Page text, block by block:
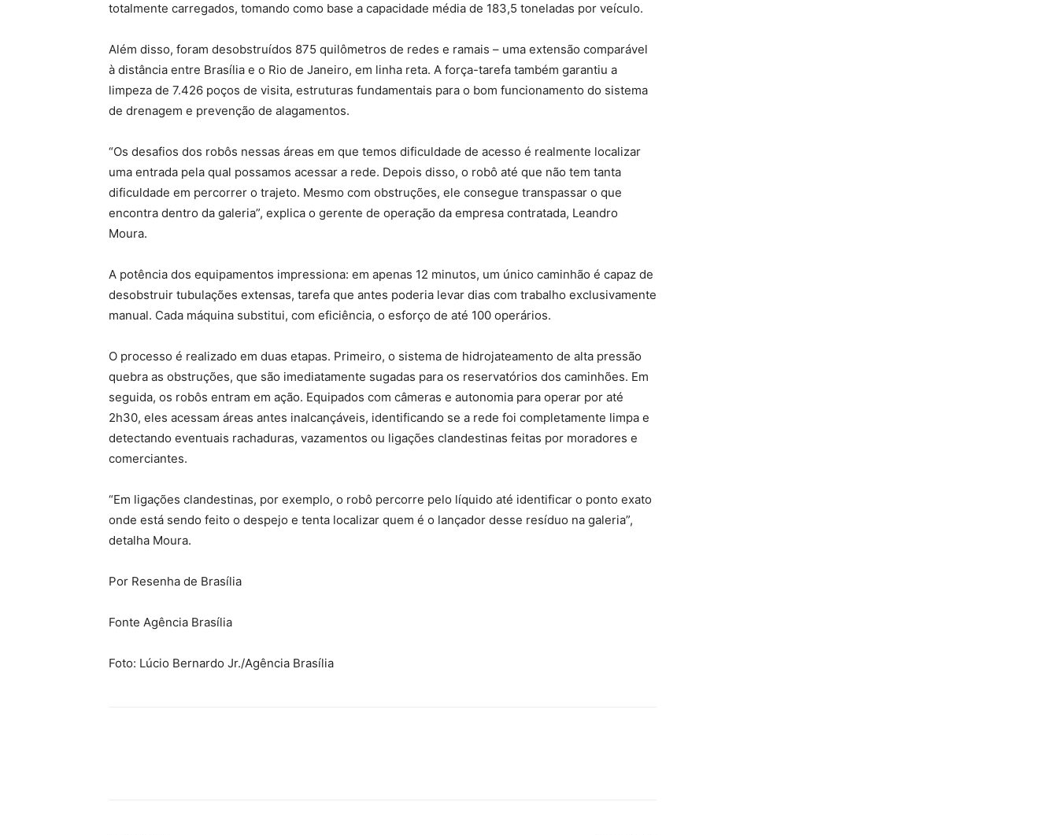
totalmente carregados, tomando como base a capacidade média de 183,5 toneladas por veículo.
Além disso, foram desobstruídos 875 quilômetros de redes e ramais – uma extensão comparável
à distância entre Brasília e o Rio de Janeiro, em linha reta. A força-tarefa também garantiu a
limpeza de 7.426 poços de visita, estruturas fundamentais para o bom funcionamento do sistema
de drenagem e prevenção de alagamentos.
“Os desafios dos robôs nessas áreas em que temos dificuldade de acesso é realmente localizar
uma entrada pela qual possamos acessar a rede. Depois disso, o robô até que não tem tanta
dificuldade em percorrer o trajeto. Mesmo com obstruções, ele consegue transpassar o que
encontra dentro da galeria”, explica o gerente de operação da empresa contratada, Leandro
Moura.
A potência dos equipamentos impressiona: em apenas 12 minutos, um único caminhão é capaz de
desobstruir tubulações extensas, tarefa que antes poderia levar dias com trabalho exclusivamente
manual. Cada máquina substitui, com eficiência, o esforço de até 100 operários.
O processo é realizado em duas etapas. Primeiro, o sistema de hidrojateamento de alta pressão
quebra as obstruções, que são imediatamente sugadas para os reservatórios dos caminhões. Em
seguida, os robôs entram em ação. Equipados com câmeras e autonomia para operar por até
2h30, eles acessam áreas antes inalcançáveis, identificando se a rede foi completamente limpa e
detectando eventuais rachaduras, vazamentos ou ligações clandestinas feitas por moradores e
comerciantes.
“Em ligações clandestinas, por exemplo, o robô percorre pelo líquido até identificar o ponto exato
onde está sendo feito o despejo e tenta localizar quem é o lançador desse resíduo na galeria”,
detalha Moura.
Por Resenha de Brasília
Fonte Agência Brasília
Foto: Lúcio Bernardo Jr./Agência Brasília